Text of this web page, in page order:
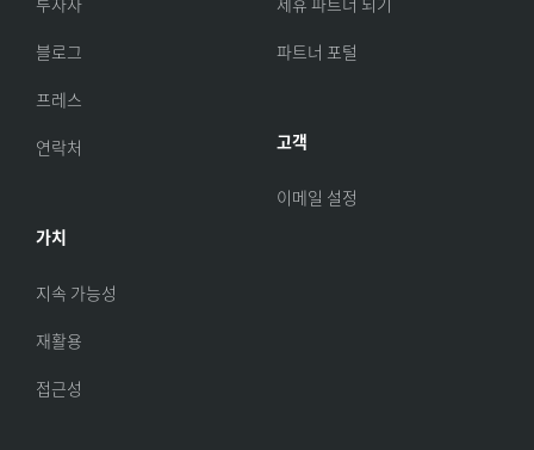
블로그
프레스
연락처
가치
지속 가능성
재활용
접근성
파트너 포털
고객
이메일 설정